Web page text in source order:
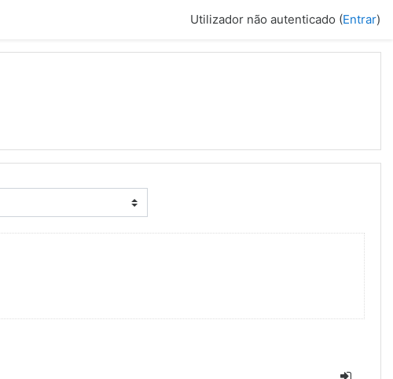
Utilizador não autenticado (Entrar)